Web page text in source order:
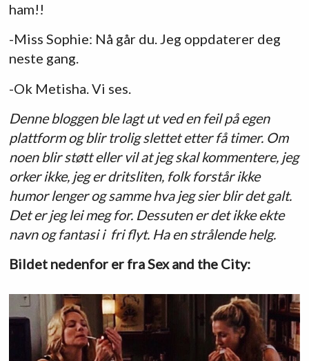
ham!!
-Miss Sophie: Nå går du. Jeg oppdaterer deg
neste gang.
-Ok Metisha. Vi ses.
Denne bloggen ble lagt ut ved en feil på egen
plattform og blir trolig slettet etter få timer. Om
noen blir støtt eller vil at jeg skal kommentere, jeg
orker ikke, jeg er dritsliten, folk forstår ikke
humor lenger og samme hva jeg sier blir det galt.
Det er jeg lei meg for. Dessuten er det ikke ekte
navn og fantasi i fri flyt. Ha en strålende helg.
Bildet nedenfor er fra Sex and the City: